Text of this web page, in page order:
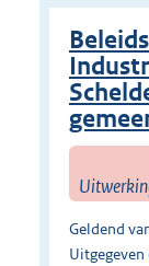
Geldend